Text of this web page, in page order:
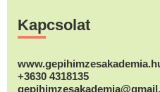
Kapcsolat
+3630 4318135